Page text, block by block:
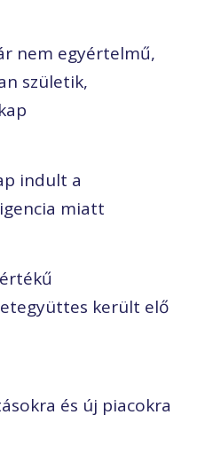
nem egyértelmű,
születik,
indult a
miatt
került elő
és új piacokra